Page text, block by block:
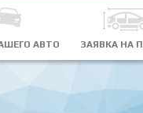
АВТО ЗАЯВКА НА